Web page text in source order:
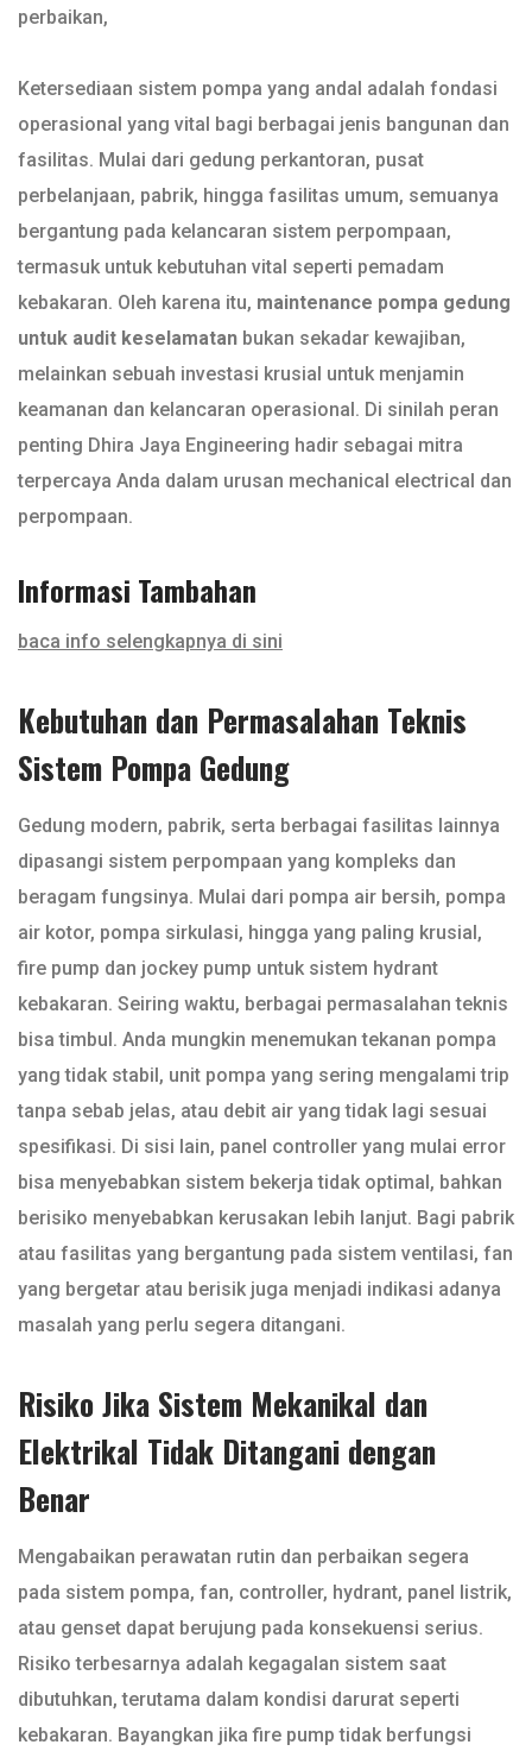
perbaikan,
Ketersediaan sistem pompa yang andal adalah fondasi
operasional yang vital bagi berbagai jenis bangunan dan
fasilitas. Mulai dari gedung perkantoran, pusat
perbelanjaan, pabrik, hingga fasilitas umum, semuanya
bergantung pada kelancaran sistem perpompaan,
termasuk untuk kebutuhan vital seperti pemadam
kebakaran. Oleh karena itu, maintenance pompa gedung
untuk audit keselamatan bukan sekadar kewajiban,
melainkan sebuah investasi krusial untuk menjamin
keamanan dan kelancaran operasional. Di sinilah peran
penting Dhira Jaya Engineering hadir sebagai mitra
terpercaya Anda dalam urusan mechanical electrical dan
perpompaan.
Informasi Tambahan
baca info selengkapnya di sini
Kebutuhan dan Permasalahan Teknis
Sistem Pompa Gedung
Gedung modern, pabrik, serta berbagai fasilitas lainnya
dipasangi sistem perpompaan yang kompleks dan
beragam fungsinya. Mulai dari pompa air bersih, pompa
air kotor, pompa sirkulasi, hingga yang paling krusial,
fire pump dan jockey pump untuk sistem hydrant
kebakaran. Seiring waktu, berbagai permasalahan teknis
bisa timbul. Anda mungkin menemukan tekanan pompa
yang tidak stabil, unit pompa yang sering mengalami trip
tanpa sebab jelas, atau debit air yang tidak lagi sesuai
spesifikasi. Di sisi lain, panel controller yang mulai error
bisa menyebabkan sistem bekerja tidak optimal, bahkan
berisiko menyebabkan kerusakan lebih lanjut. Bagi pabrik
atau fasilitas yang bergantung pada sistem ventilasi, fan
yang bergetar atau berisik juga menjadi indikasi adanya
masalah yang perlu segera ditangani.
Risiko Jika Sistem Mekanikal dan
Elektrikal Tidak Ditangani dengan
Benar
Mengabaikan perawatan rutin dan perbaikan segera
pada sistem pompa, fan, controller, hydrant, panel listrik,
atau genset dapat berujung pada konsekuensi serius.
Risiko terbesarnya adalah kegagalan sistem saat
dibutuhkan, terutama dalam kondisi darurat seperti
kebakaran. Bayangkan jika fire pump tidak berfungsi